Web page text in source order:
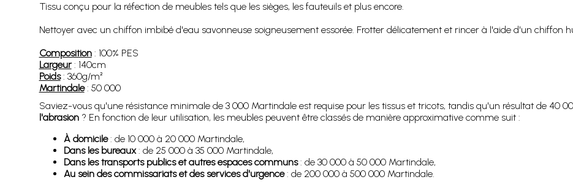
Tissu conçu pour la réfection de meubles tels que les sièges, les fauteuils et plus encore.
Nettoyer avec un chiffon imbibé d'eau savonneuse soigneusement essorée. Frotter délicatement et rincer à l'aide d'un chiffon
Composition: 100% PES
Largeur: 140cm
Poids: 360g/m²
Martindale : 50 000
Saviez-vous qu'une résistance minimale de 3 000 Martindale est requise pour les tissus et tricots, tandis qu'un résultat de 40
l'abrasion? En fonction de leur utilisation, les meubles peuvent être classés de manière approximative comme suit :
À domicile: de 10 000 à 20 000 Martindale,
Dans les bureaux: de 25 000 à 35 000 Martindale,
Dans les transports publics et autres espaces communs: de 30 000 à 50 000 Martindale,
Au sein des commissariats et des services d'urgence: de 200 000 à 500 000 Martindale.